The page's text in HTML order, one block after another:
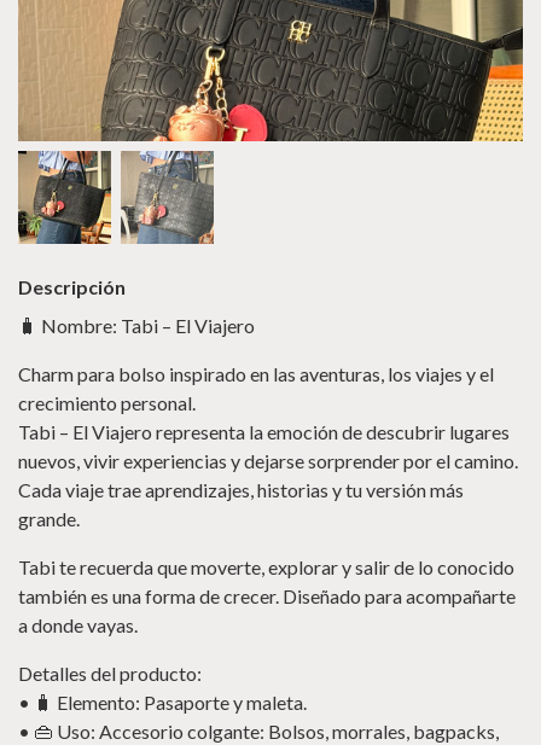
Descripción
🧳 Nombre: Tabi – El Viajero
Charm para bolso inspirado en las aventuras, los viajes y el
crecimiento personal.
Tabi – El Viajero representa la emoción de descubrir lugares
nuevos, vivir experiencias y dejarse sorprender por el camino.
Cada viaje trae aprendizajes, historias y tu versión más
grande.
Tabi te recuerda que moverte, explorar y salir de lo conocido
también es una forma de crecer. Diseñado para acompañarte
a donde vayas.
Detalles del producto:
• 🧳 Elemento: Pasaporte y maleta.
• 👜 Uso: Accesorio colgante: Bolsos, morrales, bagpacks,